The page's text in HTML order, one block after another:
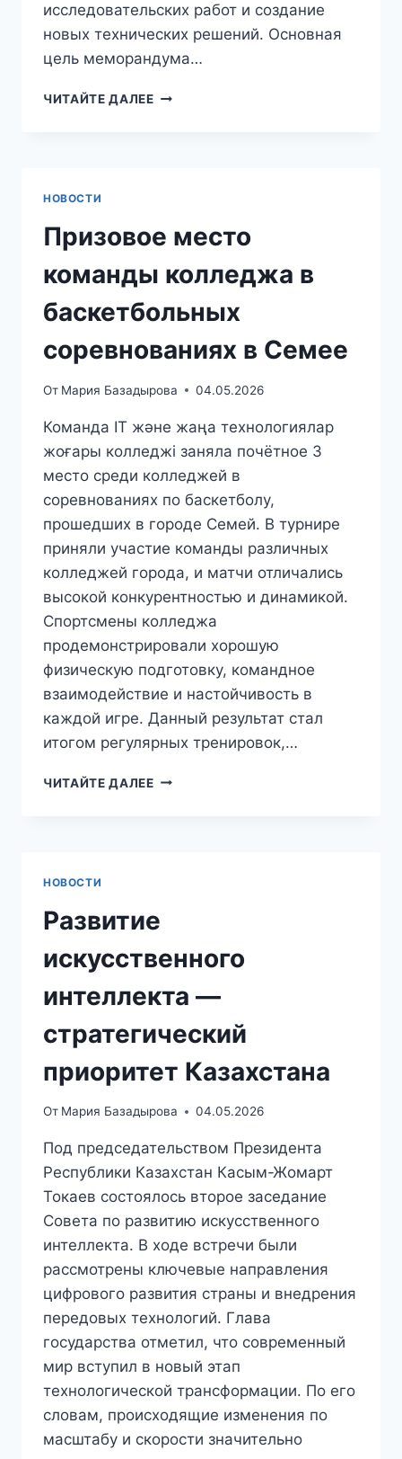
исследовательских работ и создание
новых технических решений. Основная
цель меморандума…
ЧИТАЙТЕ ДАЛЕЕ
НОВОСТИ
Призовое место
команды колледжа в
баскетбольных
соревнованиях в Семее
От Мария Базадырова 04.05.2026
Команда IT және жаңа технологиялар
жоғары колледжі заняла почётное 3
место среди колледжей в
соревнованиях по баскетболу,
прошедших в городе Семей. В турнире
приняли участие команды различных
колледжей города, и матчи отличались
высокой конкурентностью и динамикой.
Спортсмены колледжа
продемонстрировали хорошую
физическую подготовку, командное
взаимодействие и настойчивость в
каждой игре. Данный результат стал
итогом регулярных тренировок,…
ЧИТАЙТЕ ДАЛЕЕ
НОВОСТИ
Развитие
искусственного
интеллекта —
стратегический
приоритет Казахстана
От Мария Базадырова 04.05.2026
Под председательством Президента
Республики Казахстан Касым-Жомарт
Токаев состоялось второе заседание
Совета по развитию искусственного
интеллекта. В ходе встречи были
рассмотрены ключевые направления
цифрового развития страны и внедрения
передовых технологий. Глава
государства отметил, что современный
мир вступил в новый этап
технологической трансформации. По его
словам, происходящие изменения по
масштабу и скорости значительно